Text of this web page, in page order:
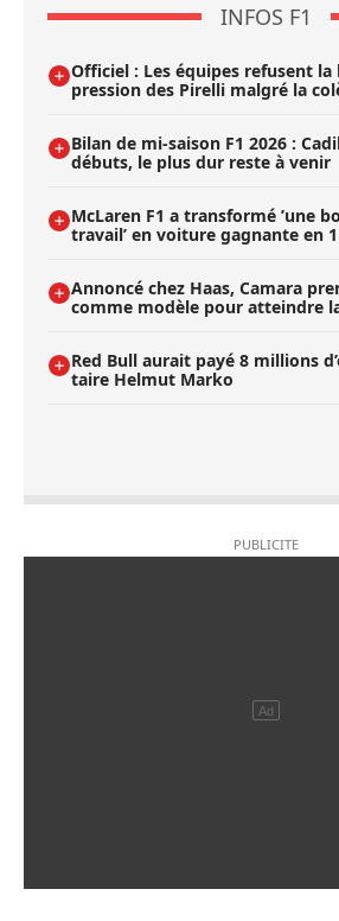
INFOS F1
Officiel : Les équipes refusent la
pression des Pirelli malgré la
Bilan de mi-saison F1 2026 :
débuts, le plus dur reste à venir
McLaren F1 a transformé ’une
travail’ en voiture gagnante en
Annoncé chez Haas, Camara
comme modèle pour atteindre
Red Bull aurait payé 8 millions
taire Helmut Marko